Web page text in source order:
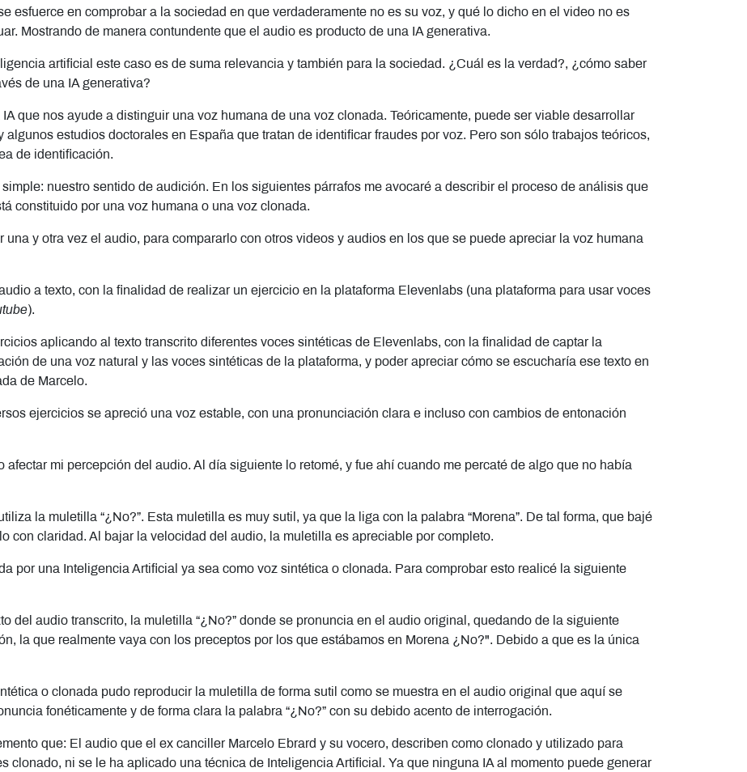
esfuerce en comprobar a la sociedad en que verdaderamente no es su voz, y qué lo dicho en el video no es
Mostrando de manera contundente que el audio es producto de una IA generativa.
artificial este caso es de suma relevancia y también para la sociedad. ¿Cuál es la verdad?, ¿cómo saber
de una IA generativa?
que nos ayude a distinguir una voz humana de una voz clonada. Teóricamente, puede ser viable desarrollar
algunos estudios doctorales en España que tratan de identificar fraudes por voz. Pero son sólo trabajos teóricos,
de identificación.
nuestro sentido de audición. En los siguientes párrafos me avocaré a describir el proceso de análisis que
constituido por una voz humana o una voz clonada.
una y otra vez el audio, para compararlo con otros videos y audios en los que se puede apreciar la voz humana
a texto, con la finalidad de realizar un ejercicio en la plataforma Elevenlabs (una plataforma para usar voces
).
aplicando al texto transcrito diferentes voces sintéticas de Elevenlabs, con la finalidad de captar la
de una voz natural y las voces sintéticas de la plataforma, y poder apreciar cómo se escucharía ese texto en
de Marcelo.
ejercicios se apreció una voz estable, con una pronunciación clara e incluso con cambios de entonación
afectar mi percepción del audio. Al día siguiente lo retomé, y fue ahí cuando me percaté de algo que no había
la muletilla “¿No?”. Esta muletilla es muy sutil, ya que la liga con la palabra “Morena”. De tal forma, que bajé
con claridad. Al bajar la velocidad del audio, la muletilla es apreciable por completo.
por una Inteligencia Artificial ya sea como voz sintética o clonada. Para comprobar esto realicé la siguiente
del audio transcrito, la muletilla “¿No?” donde se pronuncia en el audio original, quedando de la siguiente
la que realmente vaya con los preceptos por los que estábamos en Morena ¿No?". Debido a que es la única
o clonada pudo reproducir la muletilla de forma sutil como se muestra en el audio original que aquí se
fonéticamente y de forma clara la palabra “¿No?” con su debido acento de interrogación.
que: El audio que el ex canciller Marcelo Ebrard y su vocero, describen como clonado y utilizado para
clonado, ni se le ha aplicado una técnica de Inteligencia Artificial. Ya que ninguna IA al momento puede generar